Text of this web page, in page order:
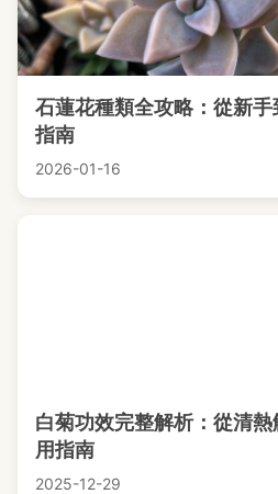
石蓮花種類全攻略：從新
指南
2026-01-16
白菊功效完整解析：從清
用指南
2025-12-29